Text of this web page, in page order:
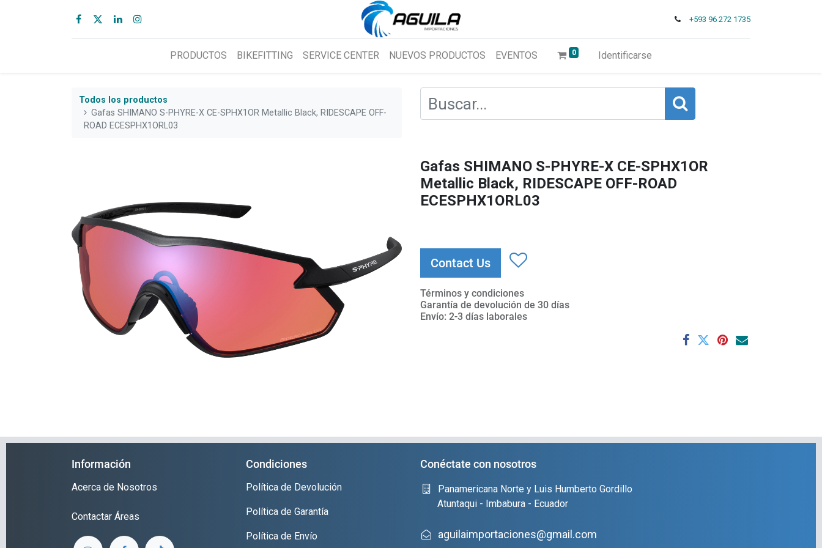
+593 96 272 1735
PRODUCTOS BIKEFITTING SERVICE CENTER NUEVOS PRODUCTOS EVENTOS 0 Identificarse
Todos los productos
Gafas SHIMANO S-PHYRE-X CE-SPHX1OR Metallic Black, RIDESCAPE OFF-
ROAD ECESPHX1ORL03
Gafas SHIMANO S-PHYRE-X CE-SPHX1OR
Metallic Black, RIDESCAPE OFF-ROAD
ECESPHX1ORL03
Contact Us
Términos y condiciones
Garantía de devolución de 30 días
Envío: 2-3 días laborales
Información
Acerca de Nosotros
Contactar Áreas
Condiciones
Política de Devolución
Política de Garantía
Política de Envío
Conéctate con nosotros
Panamericana Norte y Luis Humberto Gordillo
Atuntaqui - Imbabura - Ecuador
aguilaimportaciones@gmail.com